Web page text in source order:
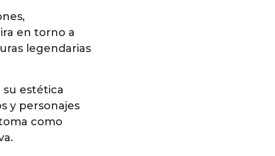
en torno a
legendarias
su estética
y personajes
como